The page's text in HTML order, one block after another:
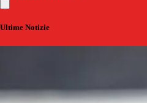
Ultime Notizie